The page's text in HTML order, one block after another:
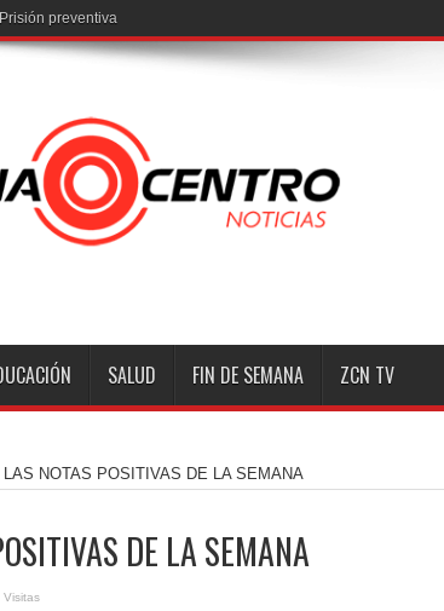
Prisión preventiva contra Jorge Francisco «N» por te
SALUD FIN DE SEMANA ZCN TV
LAS NOTAS POSITIVAS DE LA SEMANA
DE LA SEMANA
Visitas